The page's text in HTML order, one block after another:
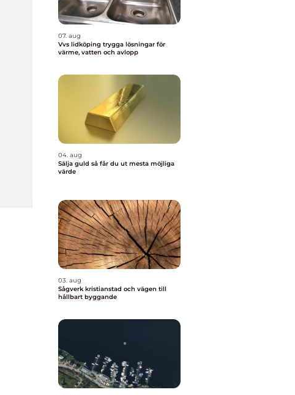
07. aug
Vvs lidköping trygga lösningar för
värme, vatten och avlopp
04. aug
Sälja guld så får du ut mesta möjliga
värde
03. aug
Sågverk kristianstad och vägen till
hållbart byggande